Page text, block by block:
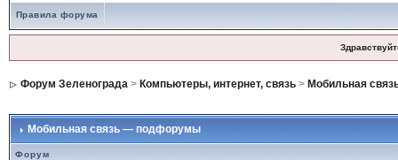
Правила форума
Форум Зеленограда> Компьютеры, интернет, связь> Мобильная
Мобильная связь — подфорумы
Форум